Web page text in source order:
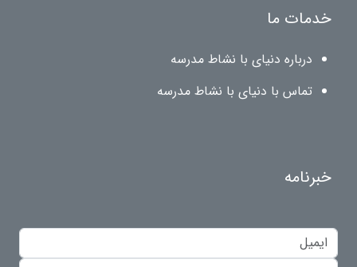
خدمات ما
درباره دنیای با نشاط مدرسه
تماس با دنیای با نشاط مدرسه
خبرنامه